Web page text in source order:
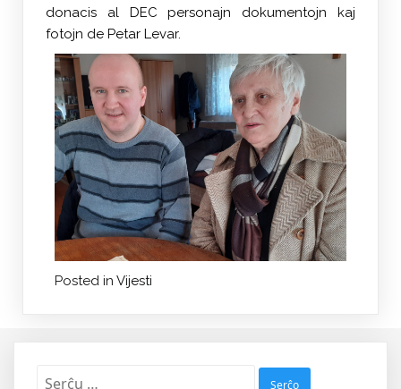
donacis al DEC personajn dokumentojn kaj
fotojn de Petar Levar.
Posted in Vijesti
Serĉu: